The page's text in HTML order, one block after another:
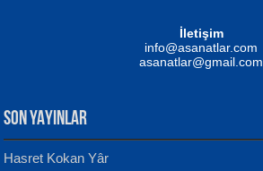
İletişim
info@asanatlar.com
asanatlar@gmail.com
SON YAYINLAR
Hasret Kokan Yâr